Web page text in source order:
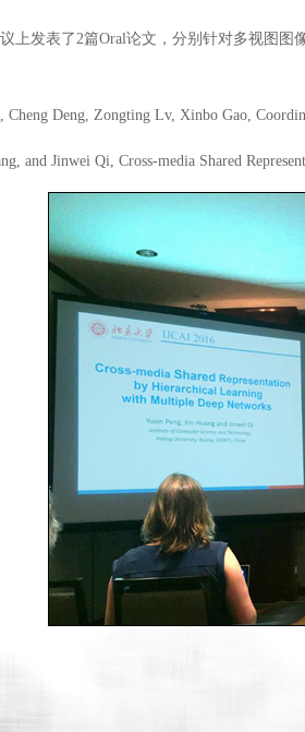
上发表了2篇Oral论文，分别针对多视图
Cheng Deng, Zongting Lv, Xinbo Gao,
and Jinwei Qi, Cross-media Shared